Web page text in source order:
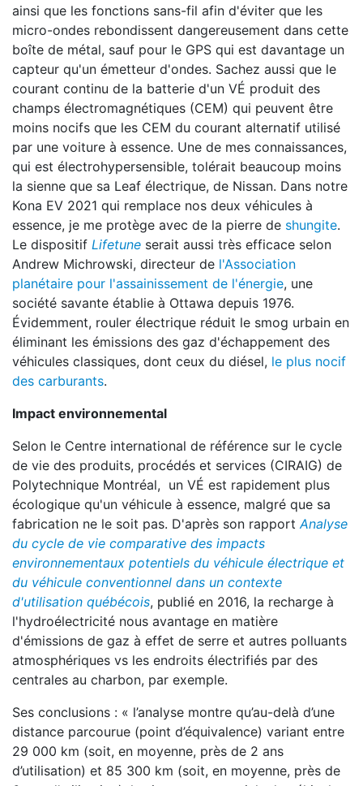
ainsi que les fonctions sans-fil afin d'éviter que les
micro-ondes rebondissent dangereusement dans cette
boîte de métal, sauf pour le GPS qui est davantage un
capteur qu'un émetteur d'ondes. Sachez aussi que le
courant continu de la batterie d'un VÉ produit des
champs électromagnétiques (CEM) qui peuvent être
moins nocifs que les CEM du courant alternatif utilisé
par une voiture à essence. Une de mes connaissances,
qui est électrohypersensible, tolérait beaucoup moins
la sienne que sa Leaf électrique, de Nissan. Dans notre
Kona EV 2021 qui remplace nos deux véhicules à
essence, je me protège avec de la pierre de shungite.
Le dispositif Lifetune serait aussi très efficace selon
Andrew Michrowski, directeur de l'Association
planétaire pour l'assainissement de l'énergie, une
société savante établie à Ottawa depuis 1976.
Évidemment, rouler électrique réduit le smog urbain en
éliminant les émissions des gaz d'échappement des
véhicules classiques, dont ceux du diésel, le plus nocif
des carburants.
Impact environnemental
Selon le Centre international de référence sur le cycle
de vie des produits, procédés et services (CIRAIG) de
Polytechnique Montréal, un VÉ est rapidement plus
écologique qu'un véhicule à essence, malgré que sa
fabrication ne le soit pas. D'après son rapportAnalyse
du cycle de vie comparative des impacts
environnementaux potentiels du véhicule électrique et
du véhicule conventionnel dans un contexte
d'utilisation québécois, publié en 2016, la recharge à
l'hydroélectricité nous avantage en matière
d'émissions de gaz à effet de serre et autres polluants
atmosphériques vs les endroits électrifiés par des
centrales au charbon, par exemple.
Ses conclusions : « l’analyse montre qu’au-delà d’une
distance parcourue (point d’équivalence) variant entre
29 000 km (soit, en moyenne, près de 2 ans
d’utilisation) et 85 300 km (soit, en moyenne, près de